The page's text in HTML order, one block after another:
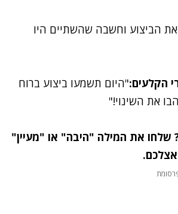
הביצוע וחשבה שהשתיים היו
הקלעים:"היום תשמעו ביצוע ברוח
את השינוי!‬"
שלחו את המילה "היבה" או "מעיין"